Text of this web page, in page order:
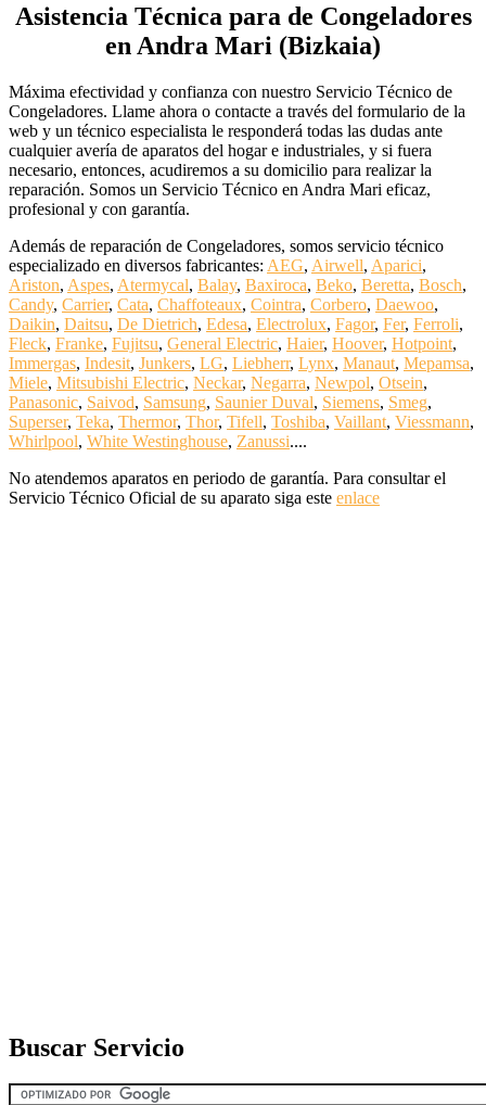
Asistencia Técnica para de Congeladores
en Andra Mari (Bizkaia)
Máxima efectividad y confianza con nuestro Servicio Técnico de
Congeladores. Llame ahora o contacte a través del formulario de la
web y un técnico especialista le responderá todas las dudas ante
cualquier avería de aparatos del hogar e industriales, y si fuera
necesario, entonces, acudiremos a su domicilio para realizar la
reparación. Somos un Servicio Técnico en Andra Mari eficaz,
profesional y con garantía.
Además de reparación de Congeladores, somos servicio técnico
especializado en diversos fabricantes: AEG, Airwell, Aparici,
Ariston, Aspes, Atermycal, Balay, Baxiroca, Beko, Beretta, Bosch,
Candy, Carrier, Cata, Chaffoteaux, Cointra, Corbero, Daewoo,
Daikin, Daitsu, De Dietrich, Edesa, Electrolux, Fagor, Fer, Ferroli,
Fleck, Franke, Fujitsu, General Electric, Haier, Hoover, Hotpoint,
Immergas, Indesit, Junkers, LG, Liebherr, Lynx, Manaut, Mepamsa,
Miele, Mitsubishi Electric, Neckar, Negarra, Newpol, Otsein,
Panasonic, Saivod, Samsung, Saunier Duval, Siemens, Smeg,
Superser, Teka, Thermor, Thor, Tifell, Toshiba, Vaillant, Viessmann,
Whirlpool, White Westinghouse, Zanussi....
No atendemos aparatos en periodo de garantía. Para consultar el
Servicio Técnico Oficial de su aparato siga este enlace
Buscar Servicio